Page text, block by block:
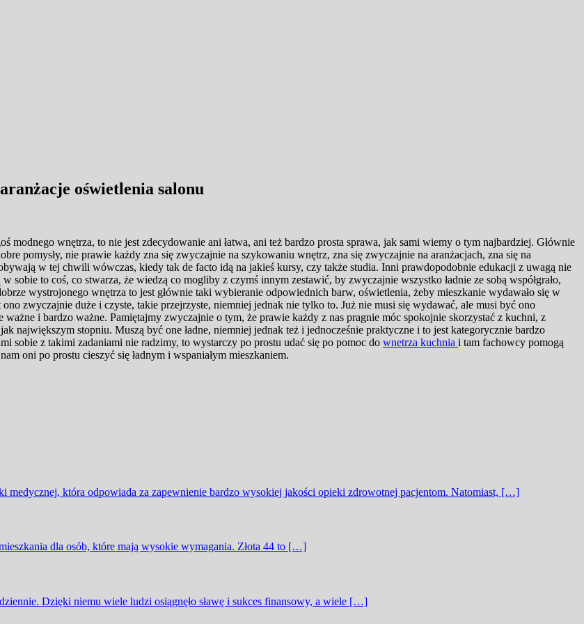
oświetlenia salonu
modnego wnętrza, to nie jest zdecydowanie ani łatwa, ani też bardzo prosta sprawa, jak sami wiemy o tym najbardziej. Głównie
pomysły, nie prawie każdy zna się zwyczajnie na szykowaniu wnętrz, zna się zwyczajnie na aranżacjach, zna się na
w tej chwili wówczas, kiedy tak de facto idą na jakieś kursy, czy także studia. Inni prawdopodobnie edukacji z uwagą nie
sobie to coś, co stwarza, że wiedzą co mogliby z czymś innym zestawić, by zwyczajnie wszystko ładnie ze sobą współgrało,
wystrojonego wnętrza to jest głównie taki wybieranie odpowiednich barw, oświetlenia, żeby mieszkanie wydawało się w
zwyczajnie duże i czyste, takie przejrzyste, niemniej jednak nie tylko to. Już nie musi się wydawać, ale musi być ono
i bardzo ważne. Pamiętajmy zwyczajnie o tym, że prawie każdy z nas pragnie móc spokojnie skorzystać z kuchni, z
największym stopniu. Muszą być one ładne, niemniej jednak też i jednocześnie praktyczne i to jest kategorycznie bardzo
sobie z takimi zadaniami nie radzimy, to wystarczy po prostu udać się po pomoc do wnetrza kuchnia i tam fachowcy pomogą
oni po prostu cieszyć się ładnym i wspaniałym mieszkaniem.
medycznej, która odpowiada za zapewnienie bardzo wysokiej jakości opieki zdrowotnej pacjentom. Natomiast, […]
dla osób, które mają wysokie wymagania. Złota 44 to […]
Dzięki niemu wiele ludzi osiągnęło sławę i sukces finansowy, a wiele […]